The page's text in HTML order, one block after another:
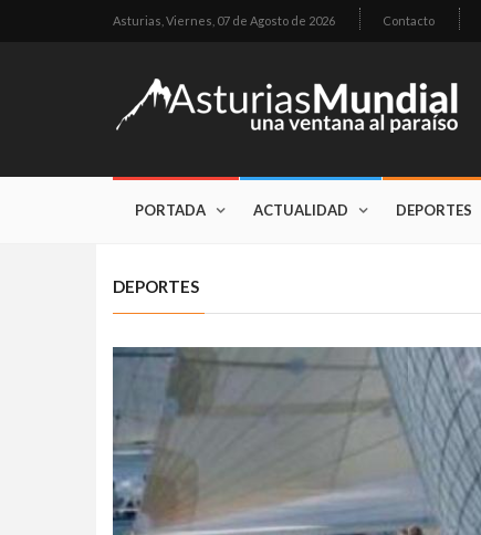
Asturias, Viernes, 07 de Agosto de 2026 Contacto
PORTADA ACTUALIDAD DEPORTES
DEPORTES